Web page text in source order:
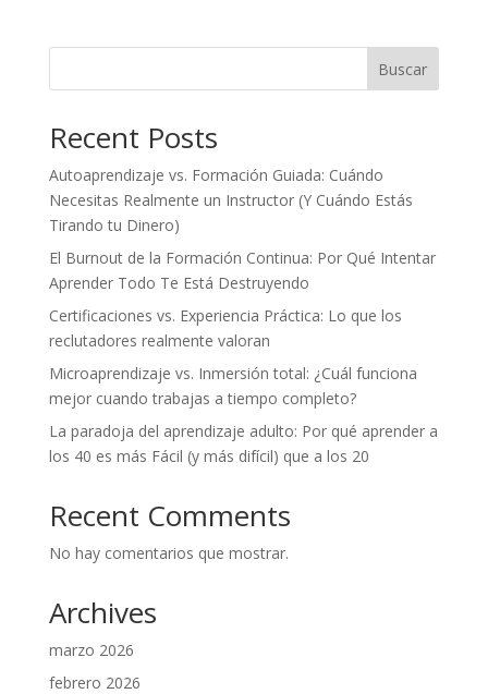
Buscar
Recent Posts
Autoaprendizaje vs. Formación Guiada: Cuándo
Necesitas Realmente un Instructor (Y Cuándo Estás
Tirando tu Dinero)
El Burnout de la Formación Continua: Por Qué Intentar
Aprender Todo Te Está Destruyendo
Certificaciones vs. Experiencia Práctica: Lo que los
reclutadores realmente valoran
Microaprendizaje vs. Inmersión total: ¿Cuál funciona
mejor cuando trabajas a tiempo completo?
La paradoja del aprendizaje adulto: Por qué aprender a
los 40 es más Fácil (y más difícil) que a los 20
Recent Comments
No hay comentarios que mostrar.
Archives
marzo 2026
febrero 2026